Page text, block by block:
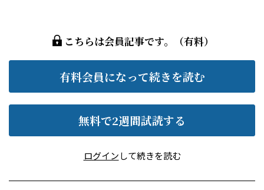
こちらは会員記事です。（有料）
有料会員になって続きを読む
無料で2週間試読する
ログインして続きを読む